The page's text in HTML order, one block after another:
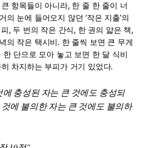
항목들이 아니라, 한 줄 한 줄이 너
의 눈에 들어오지 않던 ‘작은 지출’의
, 두 번의 작은 간식, 한 권의 얇은 책,
의 작은 택시비. 한 줄씩 보면 큰 무게
한 단으로 모아 놓고 보면 한 달 식비
차지하는 부피가 거기 있었다.
충성된 자는 큰 것에도 충성되
에 불의한 자는 큰 것에도 불의하